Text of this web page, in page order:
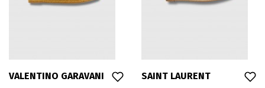
VALENTINO GARAVANI SAINT LAURENT